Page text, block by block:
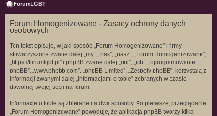
ForumLGBT
Forum Homogenizowane - Zasady ochrony danych
osobowych
Ten tekst opisuje, w jaki sposób „Forum Homogenizowane” i firmy
stowarzyszone zwane dalej „my”, „nas”, „nasz”, „Forum Homogenizowane”,
„https://forumlgbt.pl” i phpBB zwane dalej „oni”, „ich”, „oprogramowanie
phpBB”, „www.phpbb.com”, „phpBB Limited”, „Zespoły phpBB”, korzystają z
informacji zwanymi dalej „informacjami o tobie” zebranych w czasie
dowolnej twojej sesji na forum.
Informacje o tobie są zbierane na dwa sposoby. Po pierwsze, przeglądanie
„Forum Homogenizowane” powoduje, że aplikacja phpBB tworzy kilka